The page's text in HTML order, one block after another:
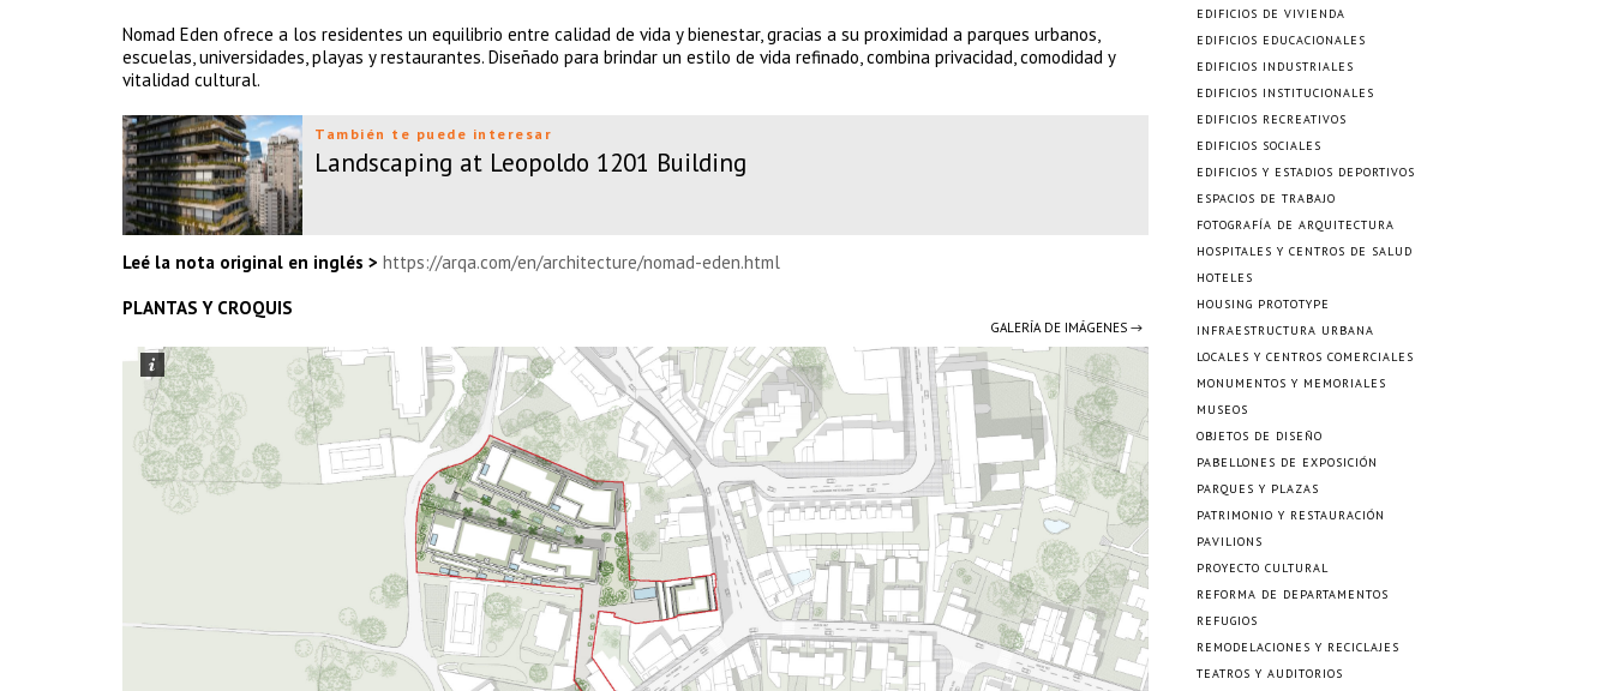
Nomad Eden ofrece a los residentes un equilibrio entre calidad de vida y bienestar, gracias a su proximidad a parques urbanos,
escuelas, universidades, playas y restaurantes. Diseñado para brindar un estilo de vida refinado, combina privacidad, comodidad y
vitalidad cultural.
También te puede interesar
Landscaping at Leopoldo 1201 Building
Leé la nota original en inglés > https://arqa.com/en/architecture/nomad-eden.html
PLANTAS Y CROQUIS
GALERÍA DE IMÁGENES →
EDIFICIOS DE VIVIENDA
EDIFICIOS EDUCACIONALES
EDIFICIOS INDUSTRIALES
EDIFICIOS INSTITUCIONALES
EDIFICIOS RECREATIVOS
EDIFICIOS SOCIALES
EDIFICIOS Y ESTADIOS DEPORTIVOS
ESPACIOS DE TRABAJO
FOTOGRAFÍA DE ARQUITECTURA
HOSPITALES Y CENTROS DE SALUD
HOTELES
HOUSING PROTOTYPE
INFRAESTRUCTURA URBANA
LOCALES Y CENTROS COMERCIALES
MONUMENTOS Y MEMORIALES
MUSEOS
OBJETOS DE DISEÑO
PABELLONES DE EXPOSICIÓN
PARQUES Y PLAZAS
PATRIMONIO Y RESTAURACIÓN
PAVILIONS
PROYECTO CULTURAL
REFORMA DE DEPARTAMENTOS
REFUGIOS
REMODELACIONES Y RECICLAJES
TEATROS Y AUDITORIOS